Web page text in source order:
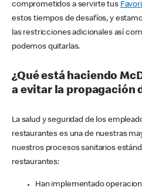
comprometidos a servirte tus
estos tiempos de desafíos, y
las restricciones adicionales así
podemos quitarlas.
¿Qué está haciendo
a evitar la propagación
La salud y seguridad de los
restaurantes es una de nuestras
nuestros procesos sanitarios
restaurantes:
Han implementado